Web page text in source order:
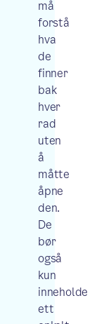
må
forstå
hva
de
finner
bak
hver
rad
uten
å
måtte
åpne
den.
De
bør
også
kun
inneholde
ett